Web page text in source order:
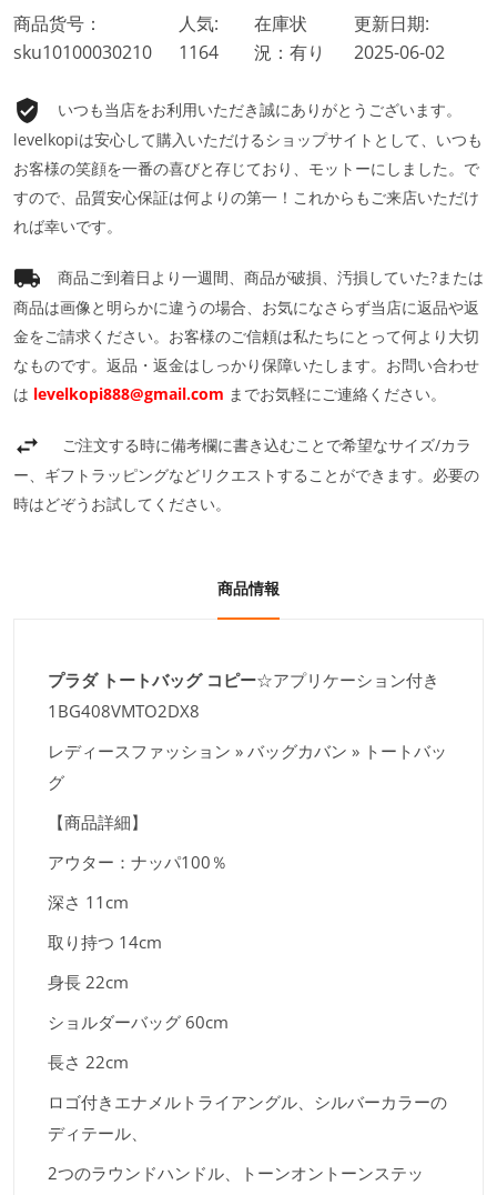
商品货号：
sku10100030210
人気:
1164
在庫状
況：有り
更新日期:
2025-06-02
いつも当店をお利用いただき誠にありがとうございます。
levelkopiは安心して購入いただけるショップサイトとして、いつも
お客様の笑顔を一番の喜びと存じており、モットーにしました。で
すので、品質安心保証は何よりの第一！これからもご来店いただけ
れば幸いです。
商品ご到着日より一週間、商品が破損、汚損していた?または
商品は画像と明らかに違うの場合、お気になさらず当店に返品や返
金をご請求ください。お客様のご信頼は私たちにとって何より大切
なものです。返品・返金はしっかり保障いたします。お問い合わせ
は levelkopi888@gmail.com までお気軽にご連絡ください。
ご注文する時に備考欄に書き込むことで希望なサイズ/カラ
ー、ギフトラッピングなどリクエストすることができます。必要の
時はどぞうお試してください。
商品情報
プラダ トートバッグ コピー☆アプリケーション付き
1BG408VMTO2DX8
レディースファッション » バッグカバン » トートバッ
グ
【商品詳細】
アウター：ナッパ100％
深さ 11cm
取り持つ 14cm
身長 22cm
ショルダーバッグ 60cm
長さ 22cm
ロゴ付きエナメルトライアングル、シルバーカラーの
ディテール、
2つのラウンドハンドル、トーンオントーンステッ